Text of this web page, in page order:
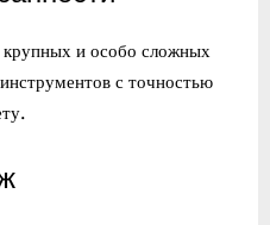
крупных и особо сложных
с точностью